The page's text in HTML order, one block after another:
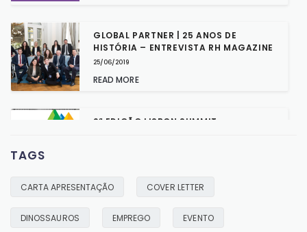
GLOBAL PARTNER | 25 ANOS DE
HISTÓRIA – ENTREVISTA RH MAGAZINE
25/06/2019
READ MORE
2ª EDIÇÃO LISBON SUMMIT
OS DINOSSAUROS AINDA EXISTEM!
TAGS
CARTA APRESENTAÇÃO COVER LETTER
DINOSSAUROS EMPREGO EVENTO